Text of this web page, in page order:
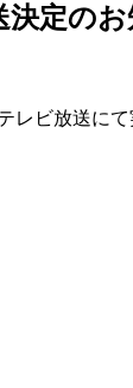
決定の
レビ放送にて